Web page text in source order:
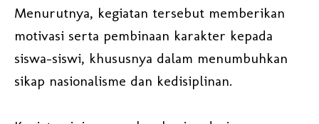
Menurutnya, kegiatan tersebut memberikan
motivasi serta pembinaan karakter kepada
siswa-siswi, khususnya dalam menumbuhkan
sikap nasionalisme dan kedisiplinan.